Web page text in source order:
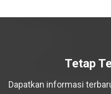
Tetap
Dapatkan informasi